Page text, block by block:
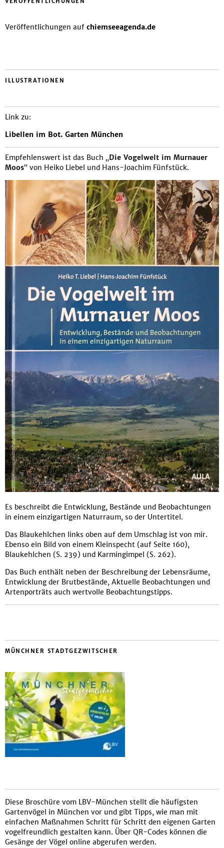
Veröffentlichungen auf chiemseeagenda.de
ILLUSTRATIONEN
Link zu:
Libellen im Bot. Garten München
Empfehlenswert ist das Buch „Die Vogelwelt im Murnauer
Moos“ von Heiko Liebel und Hans-Joachim Fünfstück.
Es beschreibt die Entwicklung, Bestände und Beobachtungen
in einem einzigartigen Naturraum, so der Untertitel.
Das Blaukehlchen links oben auf dem Umschlag ist von mir.
Ebenso ein Bild von einem Kleinspecht (auf Seite 160),
Blaukehlchen (S. 239) und Karmingimpel (S. 262).
Das Buch enthält neben der Beschreibung der Lebensräume,
Entwicklung der Brutbestände, Aktuelle Beobachtungen und
Artenporträts auch wertvolle Beobachtungstipps.
MÜNCHNER STADTGEZWITSCHER
Diese Broschüre vom LBV-München stellt die häufigsten
Gartenvögel in München vor und gibt Tipps, wie man mit
einfachen Maßnahmen Schritt für Schritt den eigenen Garten
vogelfreundlich gestalten kann. Über QR-Codes können die
Gesänge der Vögel online abgerufen werden.